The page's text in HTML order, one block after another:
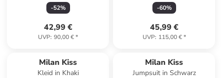
-52%
42,99 €
UVP: 90,00 €*
-60%
45,99 €
UVP: 115,00 €*
Milan Kiss
Kleid in Khaki
Milan Kiss
Jumpsuit in Schwarz